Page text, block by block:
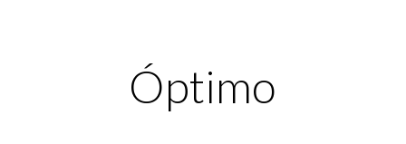
Óptimo